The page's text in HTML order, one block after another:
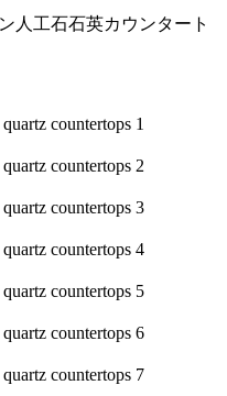
人工石石英カウンタート